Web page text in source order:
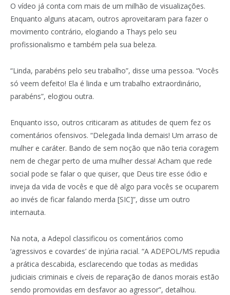
O vídeo já conta com mais de um milhão de visualizações.
Enquanto alguns atacam, outros aproveitaram para fazer o
movimento contrário, elogiando a Thays pelo seu
profissionalismo e também pela sua beleza.
“Linda, parabéns pelo seu trabalho”, disse uma pessoa. “Vocês
só veem defeito! Ela é linda e um trabalho extraordinário,
parabéns”, elogiou outra.
Enquanto isso, outros criticaram as atitudes de quem fez os
comentários ofensivos. “Delegada linda demais! Um arraso de
mulher e caráter. Bando de sem noção que não teria coragem
nem de chegar perto de uma mulher dessa! Acham que rede
social pode se falar o que quiser, que Deus tire esse ódio e
inveja da vida de vocês e que dê algo para vocês se ocuparem
ao invés de ficar falando merda [SIC]”, disse um outro
internauta.
Na nota, a Adepol classificou os comentários como
‘agressivos e covardes’ de injúria racial. “A ADEPOL/MS repudia
a prática descabida, esclarecendo que todas as medidas
judiciais criminais e cíveis de reparação de danos morais estão
sendo promovidas em desfavor ao agressor”, detalhou.